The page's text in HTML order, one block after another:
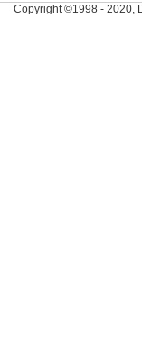
Copyright ©1998 - 2020,